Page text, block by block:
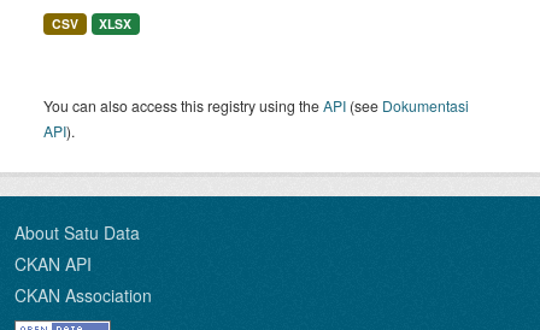
CSV XLSX
You can also access this registry using theAPI (see Dokumentasi
API).
About Satu Data
CKAN API
CKAN Association